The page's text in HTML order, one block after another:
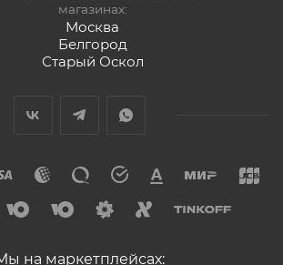
магазинах:
Москва
Белгород
Старый Оскол
на маркетплейсах: